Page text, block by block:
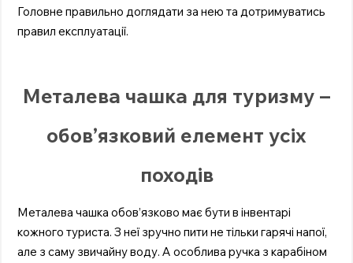
Головне правильно доглядати за нею та дотримуватись
правил експлуатації.
Металева чашка для туризму –
обов’язковий елемент усіх
походів
Металева чашка обов’язково має бути в інвентарі
кожного туриста. З неї зручно пити не тільки гарячі напої,
але з саму звичайну воду. А особлива ручка з карабіном